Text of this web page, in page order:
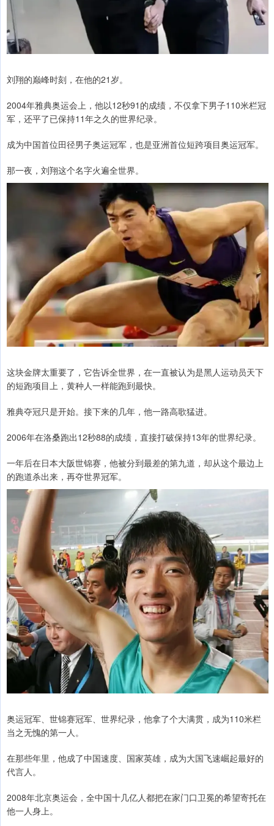
刘翔的巅峰时刻，在他的21岁。
2004年雅典奥运会上，他以12秒91的成绩，不仅拿下男子110米栏冠
军，还平了已保持11年之久的世界纪录。
成为中国首位田径男子奥运冠军，也是亚洲首位短跨项目奥运冠军。
那一夜，刘翔这个名字火遍全世界。
这块金牌太重要了，它告诉全世界，在一直被认为是黑人运动员天下
的短跑项目上，黄种人一样能跑到最快。
雅典夺冠只是开始。接下来的几年，他一路高歌猛进。
2006年在洛桑跑出12秒88的成绩，直接打破保持13年的世界纪录。
一年后在日本大阪世锦赛，他被分到最差的第九道，却从这个最边上
的跑道杀出来，再夺世界冠军。
奥运冠军、世锦赛冠军、世界纪录，他拿了个大满贯，成为110米栏
当之无愧的第一人。
在那些年里，他成了中国速度、国家英雄，成为大国飞速崛起最好的
代言人。
2008年北京奥运会，全中国十几亿人都把在家门口卫冕的希望寄托在
他一人身上。